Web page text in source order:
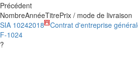
Précédent
NombreAnnéeTitrePrix / mode de livraison
SIA 1024
F-1024
?
2018 Contrat d'entreprise